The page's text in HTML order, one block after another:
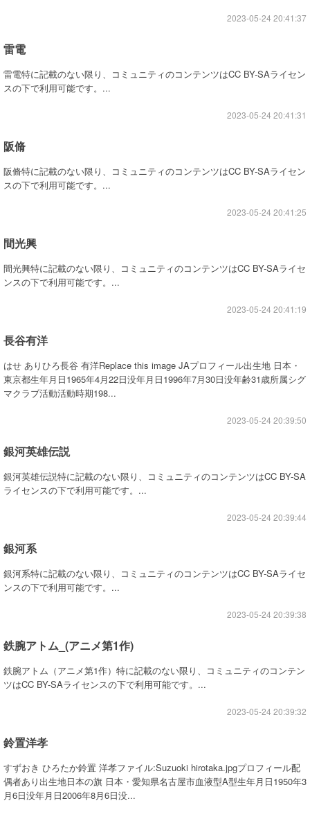
2023-05-24 20:41:37
雷電
雷電特に記載のない限り、コミュニティのコンテンツはCC BY-SAライセン
スの下で利用可能です。...
2023-05-24 20:41:31
阪脩
阪脩特に記載のない限り、コミュニティのコンテンツはCC BY-SAライセン
スの下で利用可能です。...
2023-05-24 20:41:25
間光興
間光興特に記載のない限り、コミュニティのコンテンツはCC BY-SAライセ
ンスの下で利用可能です。...
2023-05-24 20:41:19
長谷有洋
はせ ありひろ長谷 有洋Replace this image JAプロフィール出生地 日本・
東京都生年月日1965年4月22日没年月日1996年7月30日没年齢31歳所属シグ
マクラブ活動活動時期198...
2023-05-24 20:39:50
銀河英雄伝説
銀河英雄伝説特に記載のない限り、コミュニティのコンテンツはCC BY-SA
ライセンスの下で利用可能です。...
2023-05-24 20:39:44
銀河系
銀河系特に記載のない限り、コミュニティのコンテンツはCC BY-SAライセ
ンスの下で利用可能です。...
2023-05-24 20:39:38
鉄腕アトム_(アニメ第1作)
鉄腕アトム（アニメ第1作）特に記載のない限り、コミュニティのコンテン
ツはCC BY-SAライセンスの下で利用可能です。...
2023-05-24 20:39:32
鈴置洋孝
すずおき ひろたか鈴置 洋孝ファイル:Suzuoki hirotaka.jpgプロフィール配
偶者あり出生地日本の旗 日本・愛知県名古屋市血液型A型生年月日1950年3
月6日没年月日2006年8月6日没...